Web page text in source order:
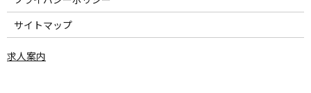
サイトマップ
求人案内